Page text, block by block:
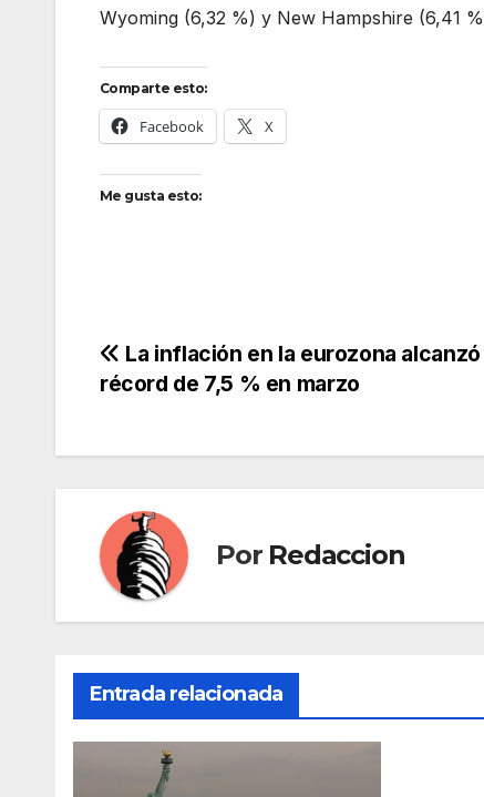
Wyoming (6,32 %) y New Hampshire (6,41
Comparte esto:
Facebook X
Me gusta esto:
Navegación
entradas
La inflación en la eurozona
récord de 7,5 % en marzo
Por Redaccion
Entrada relacionada